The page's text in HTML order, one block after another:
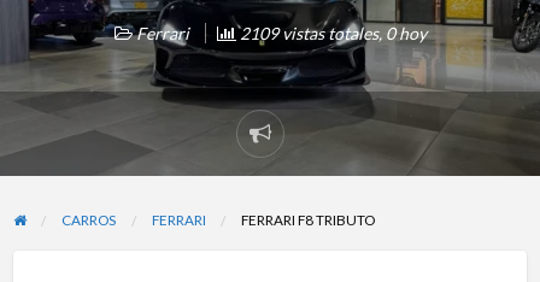
Ferrari 2109 vistas totales, 0 hoy
Reportar
problema
CARROS FERRARI FERRARI F8 TRIBUTO